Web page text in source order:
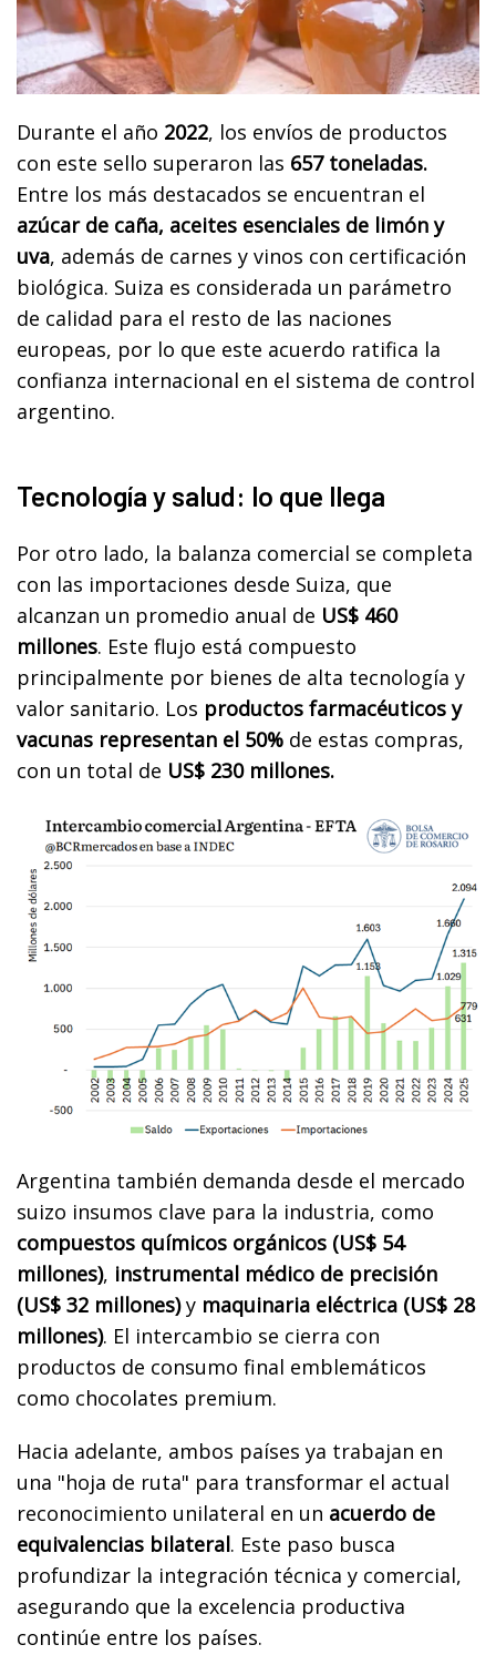
Durante el año 2022, los envíos de productos
con este sello superaron las 657 toneladas.
Entre los más destacados se encuentran el
azúcar de caña, aceites esenciales de limón y
uva, además de carnes y vinos con certificación
biológica. Suiza es considerada un parámetro
de calidad para el resto de las naciones
europeas, por lo que este acuerdo ratifica la
confianza internacional en el sistema de control
argentino.
Tecnología y salud: lo que llega
Por otro lado, la balanza comercial se completa
con las importaciones desde Suiza, que
alcanzan un promedio anual de US$ 460
millones. Este flujo está compuesto
principalmente por bienes de alta tecnología y
valor sanitario. Los productos farmacéuticos y
vacunas representan el 50% de estas compras,
con un total de US$ 230 millones.
Argentina también demanda desde el mercado
suizo insumos clave para la industria, como
compuestos químicos orgánicos (US$ 54
millones), instrumental médico de precisión
(US$ 32 millones)y maquinaria eléctrica (US$ 28
millones). El intercambio se cierra con
productos de consumo final emblemáticos
como chocolates premium.
Hacia adelante, ambos países ya trabajan en
una "hoja de ruta" para transformar el actual
reconocimiento unilateral en un acuerdo de
equivalencias bilateral. Este paso busca
profundizar la integración técnica y comercial,
asegurando que la excelencia productiva
continúe entre los países.